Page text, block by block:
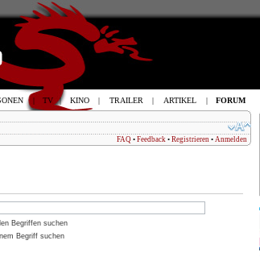
FAQ • Feedback • Registrieren • Anmelden
Begriffen suchen
Begriff suchen
| TV | KINO | TRAILER | ARTIKEL | FORUM